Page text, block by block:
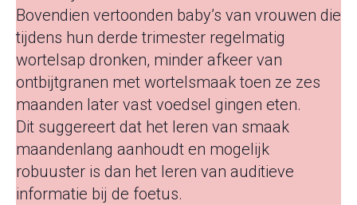
Bovendien vertoonden baby’s van vrouwen die
tijdens hun derde trimester regelmatig
wortelsap dronken, minder afkeer van
ontbijtgranen met wortelsmaak toen ze zes
maanden later vast voedsel gingen eten.
Dit suggereert dat het leren van smaak
maandenlang aanhoudt en mogelijk
robuuster is dan het leren van auditieve
informatie bij de foetus.